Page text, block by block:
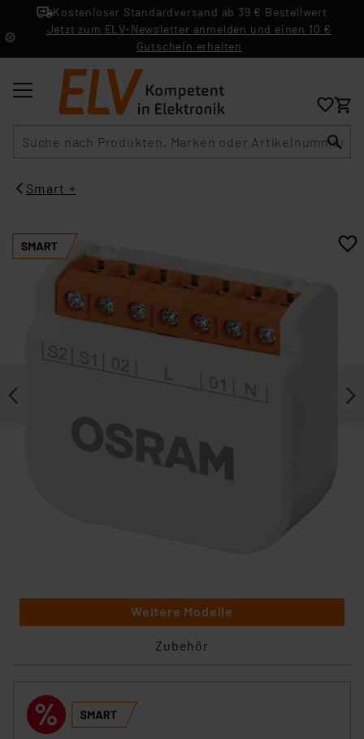
Kostenloser Standardversand ab 39 € Bestellwert
Jetzt zum ELV-Newsletter anmelden und einen 10 €
Gutschein erhalten
Smart +
Weitere Modelle
Zubehör